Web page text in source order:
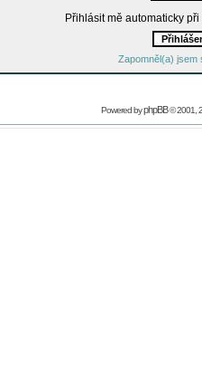
Přihlásit mě automaticky
Zapomněl(a) jsem
Powered byphpBB© 2001,